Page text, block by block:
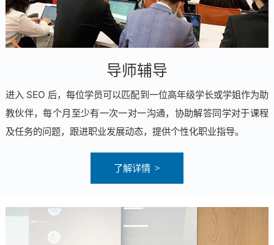
导师辅导
进入 SEO 后，每位学员可以匹配到一位高年级学长或学姐作为助
教伙伴，每个月至少有一次一对一沟通，协助解答同学对于课程
及任务的问题，跟进职业发展动态，提供个性化职业指导。
了解详情